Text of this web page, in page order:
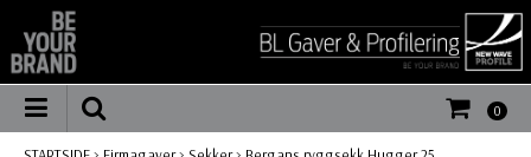
0